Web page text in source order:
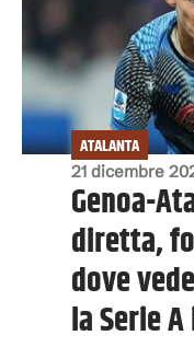
21 dicembre
ATALANTA
Genoa-
diretta,
dove
la Serie